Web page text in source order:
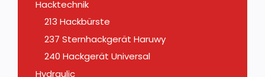
Hacktechnik
213 Hackbürste
237 Sternhackgerät Haruwy
240 Hackgerät Universal
Hydraulic